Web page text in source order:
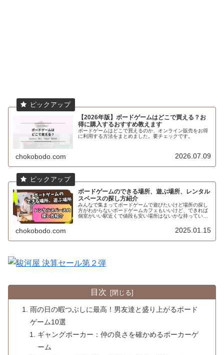
【2026年版】ボードゲームはどこで買える？お
得に購入するおすすめ教えます
ボードゲームはどこで買えるのか、オンライン販売をお得
に利用する方法をまとめました。要チェックです。
chokobodo.com 2026.07.09
ボードゲームのできる場所、遊ぶ場所、レンタル
スペースの探し方紹介
みんなで集まってボードゲームで遊びたいけど場所の探し
方がわからないボードゲームカフェもいいけど、できれば
個室がいい駅近くで値段も安い場所はないかな持っている
chokobodo.com 2025.01.15
目次
雨の日の暇つぶしに最高！男友達と盛り上がるボード
ゲーム10選
ギャングポーカー：仲の良さを確かめるポーカーゲ
ーム